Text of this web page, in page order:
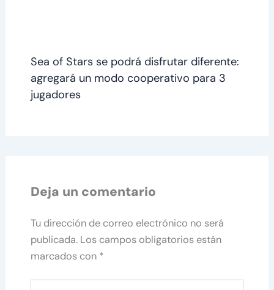
Sea of Stars se podrá disfrutar diferente:
agregará un modo cooperativo para 3
jugadores
Deja un comentario
Tu dirección de correo electrónico no será
publicada. Los campos obligatorios están
marcados con *